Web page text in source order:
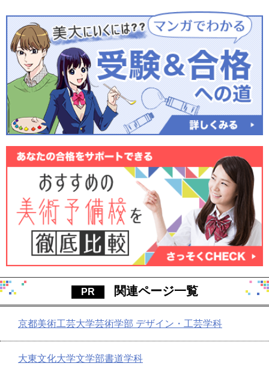
関連ページ一覧
京都美術工芸大学芸術学部 デザイン・工芸学科
大東文化大学文学部書道学科